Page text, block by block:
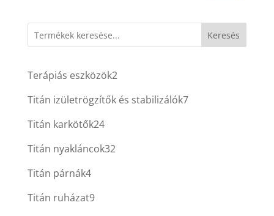
Keresés
Terápiás eszközök22
termék
Titán izületrögzítők és stabilizálók77
Titán karkötők2424
termék
Titán nyakláncok3232
Titán párnák44
termék
Titán ruházat99